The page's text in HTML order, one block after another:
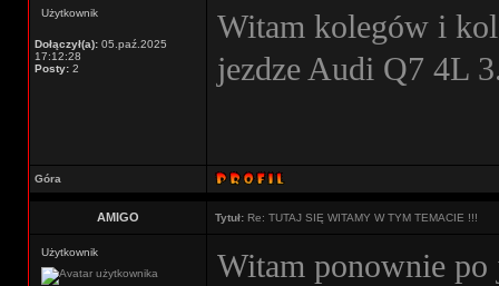
Użytkownik
Dołączył(a): 05.paź.2025
17:12:28
Posty: 2
Witam kolegów i
jezdze Audi Q7 4L
Góra
AMIGO Tytuł: Re: TUTAJ SIĘ WITAMY W TYM TEMACIE !!!
Użytkownik
Witam ponownie